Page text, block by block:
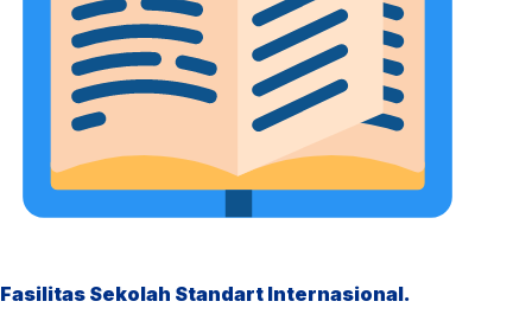
Fasilitas Sekolah Standart Internasional.